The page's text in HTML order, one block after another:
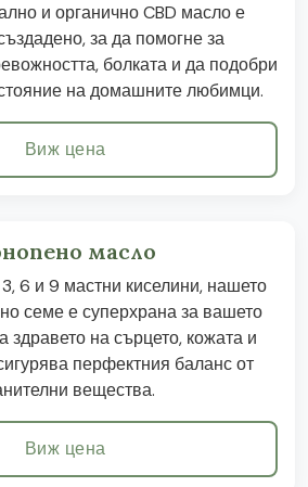
и органично CBD масло е
за да помогне за
болката и да подобри
на домашните любимци.
Виж цена
масло
6 и 9 мастни киселини, нашето
семе е суперхрана за вашето
здравето на сърцето, кожата и
перфектния баланс от
вещества.
Виж цена